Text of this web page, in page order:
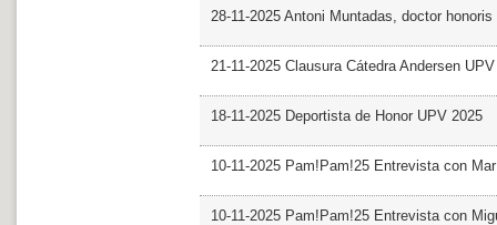
28-11-2025 Antoni Muntadas, doctor
21-11-2025 Clausura Cátedra Andersen UPV
18-11-2025 Deportista de Honor UPV 2025
10-11-2025 Pam!Pam!25 Entrevista con
10-11-2025 Pam!Pam!25 Entrevista con